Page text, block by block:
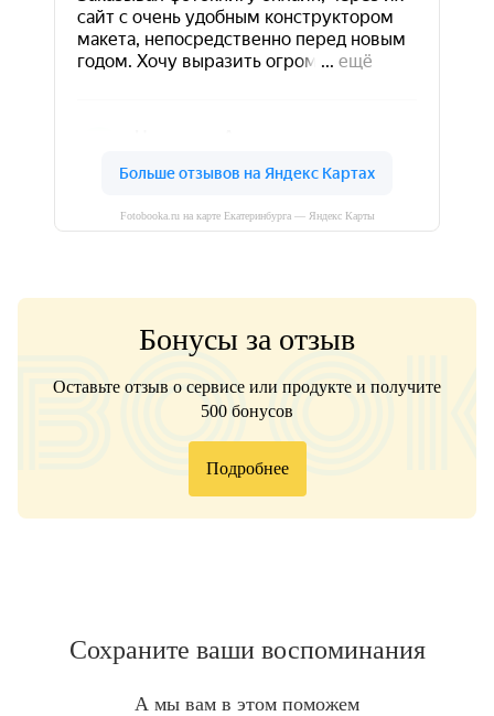
Fotobooka.ru на карте Екатеринбурга — Яндекс Карты
Бонусы за отзыв
Оставьте отзыв о сервисе или продукте и получите
500 бонусов
Подробнее
Сохраните ваши воспоминания
А мы вам в этом поможем